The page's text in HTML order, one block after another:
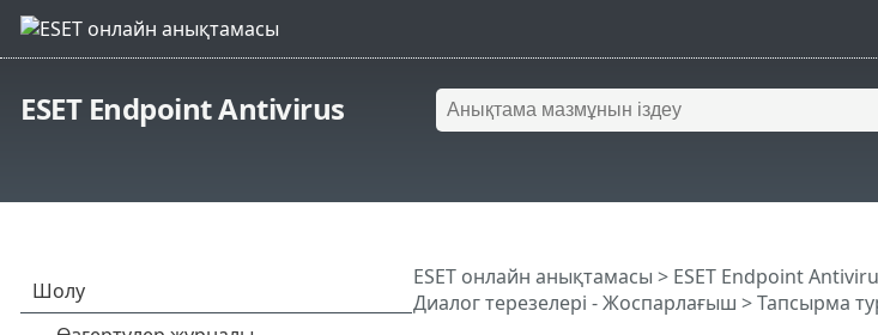
ESET Endpoint Antivirus
ESET онлайн анықтамасы > ESET Endpoint
Диалог терезелері - Жоспарлағыш > Тапсырма